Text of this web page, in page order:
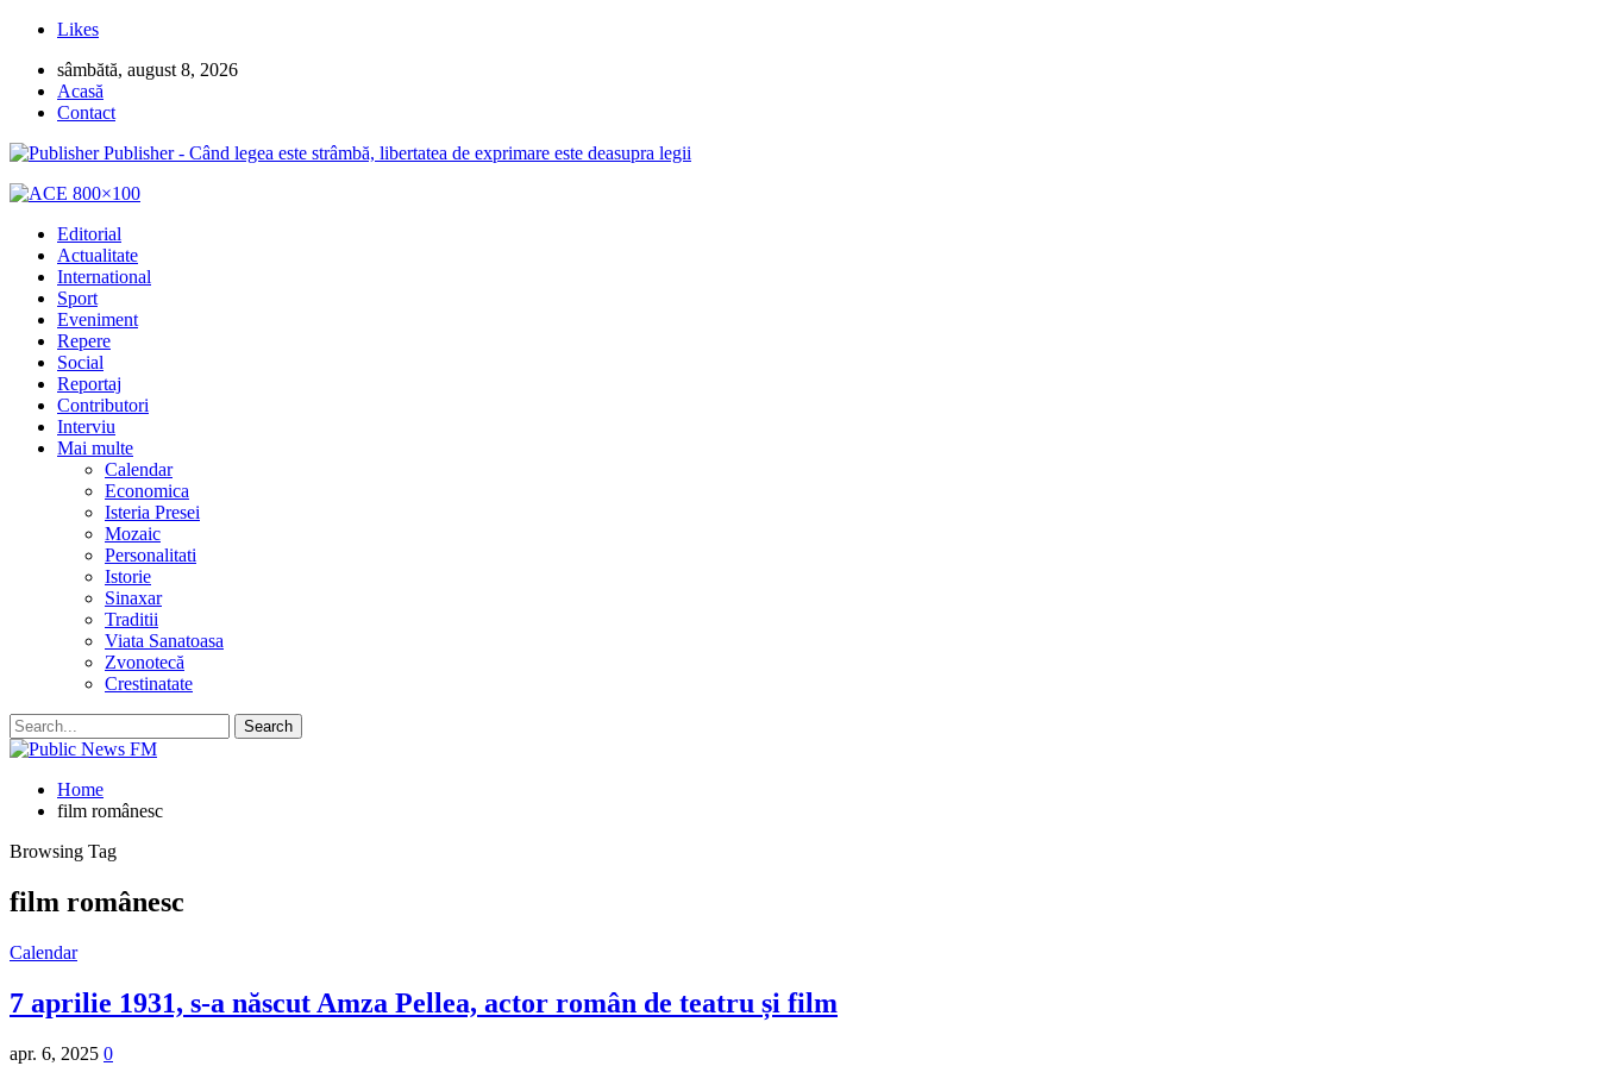
Likes
sâmbătă, august 8, 2026
Acasă
Contact
Publisher - Când legea este strâmbă, libertatea de exprimare este deasupra legii
Editorial
Actualitate
International
Sport
Eveniment
Repere
Social
Reportaj
Contributori
Interviu
Mai multe
Calendar
Economica
Isteria Presei
Mozaic
Personalitati
Istorie
Sinaxar
Traditii
Viata Sanatoasa
Zvonotecă
Crestinatate
Home
film românesc
Browsing Tag
film românesc
Calendar
7 aprilie 1931, s-a născut Amza Pellea, actor român de teatru și film
apr. 6, 2025 0